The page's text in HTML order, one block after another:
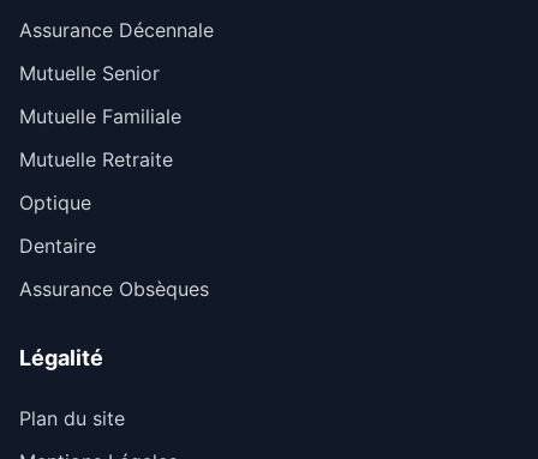
Assurance Décennale
Mutuelle Senior
Mutuelle Familiale
Mutuelle Retraite
Optique
Dentaire
Assurance Obsèques
Légalité
Plan du site